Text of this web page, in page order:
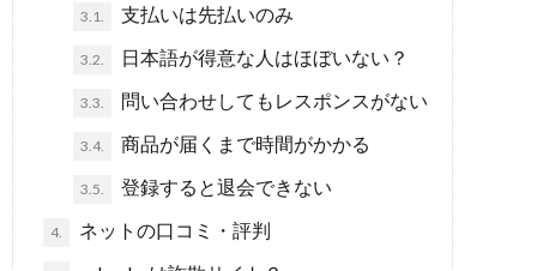
3.1. 支払いは先払いのみ
3.2. 日本語が得意な人はほぼいない？
3.3. 問い合わせしてもレスポンスがない
3.4. 商品が届くまで時間がかかる
3.5. 登録すると退会できない
4. ネットの口コミ・評判